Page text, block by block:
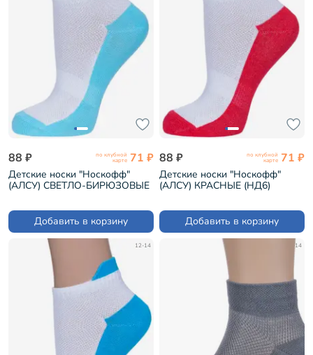
88 ₽ по клубной
карте 71 ₽
Детские носки "Носкофф"
(АЛСУ) СВЕТЛО-БИРЮЗОВЫЕ
Добавить в корзину
88 ₽ по клубной
карте 71 ₽
Детские носки "Носкофф"
(АЛСУ) КРАСНЫЕ (НД6)
Добавить в корзину
12-14 14